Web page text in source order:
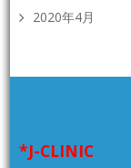
2020年4月
*J-CLINIC